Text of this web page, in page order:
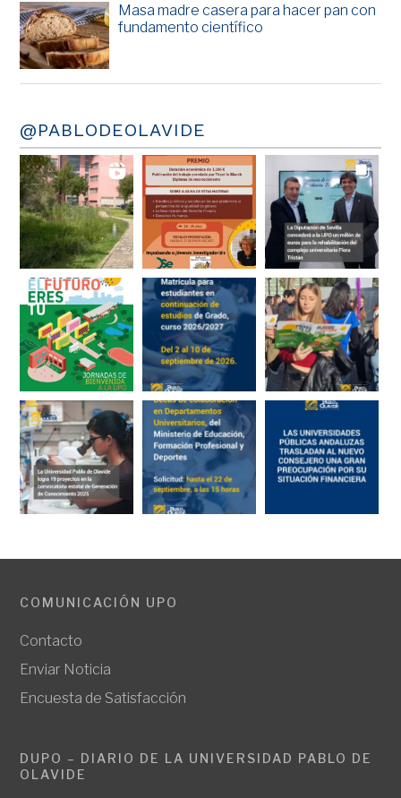
Masa madre casera para hacer pan con
fundamento científico
@PABLODEOLAVIDE
COMUNICACIÓN UPO
Contacto
Enviar Noticia
Encuesta de Satisfacción
DUPO – DIARIO DE LA UNIVERSIDAD PABLO DE
OLAVIDE